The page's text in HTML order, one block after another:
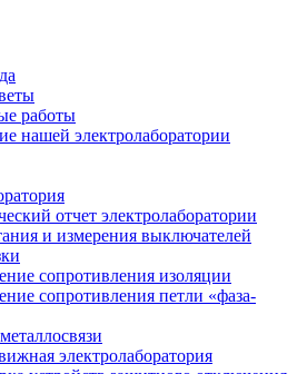
работы
нашей электролаборатории
отчет электролаборатории
и измерения выключателей
сопротивления изоляции
сопротивления петли «фаза-
электролаборатория